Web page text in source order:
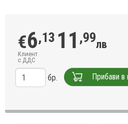
€6,13 11 ,99лв
Клиент
с ДДС
бр. Прибави в